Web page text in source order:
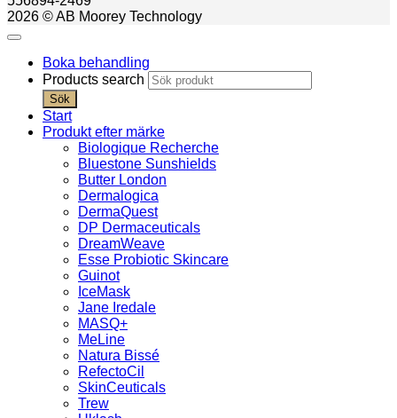
2026 © AB Moorey Technology
Boka behandling
Products search
Sök
Start
Produkt efter märke
Biologique Recherche
Bluestone Sunshields
Butter London
Dermalogica
DermaQuest
DP Dermaceuticals
DreamWeave
Esse Probiotic Skincare
Guinot
IceMask
Jane Iredale
MASQ+
MeLine
Natura Bissé
RefectoCil
SkinCeuticals
Trew